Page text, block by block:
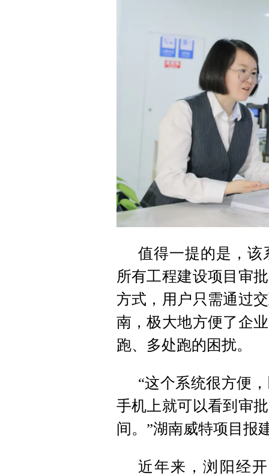
值得一提的是，该
所有工程建设项目审
方式，用户只需通过
南，极大地方便了企
跑、多处跑的困扰。
“这个系统很方便
手机上就可以看到审
间。”湖南威特项目报
近年来，浏阳经